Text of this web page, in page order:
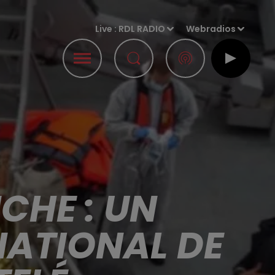
Live :RDL RADIO Webradios
: UN
DE